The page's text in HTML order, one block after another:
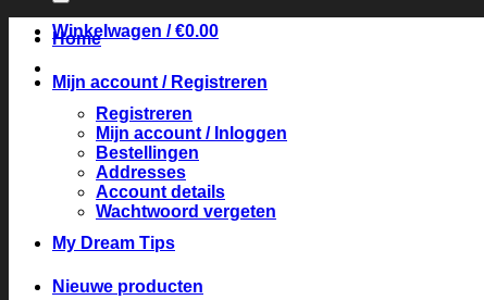
Winkelwagen /€0.00
Home
Mijn account / Registreren
Registreren
Mijn account / Inloggen
Bestellingen
Addresses
Account details
Wachtwoord vergeten
My Dream Tips
Nieuwe producten